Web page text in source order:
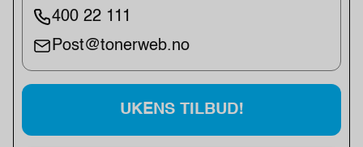
400 22 111
Post@tonerweb.no
UKENS TILBUD!